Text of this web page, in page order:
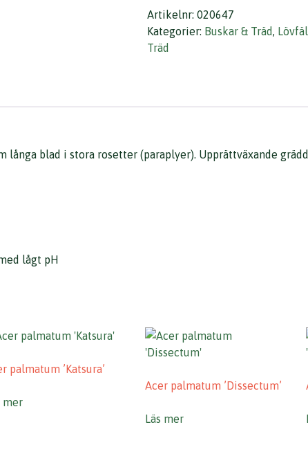
Artikelnr:020647
Kategorier: Buskar & Träd,
Träd
långa blad i stora rosetter (paraplyer). Upprättväxande
lågt pH
palmatum ’Katsura’
mer
Acer palmatum ’Dissectum’
Läs mer